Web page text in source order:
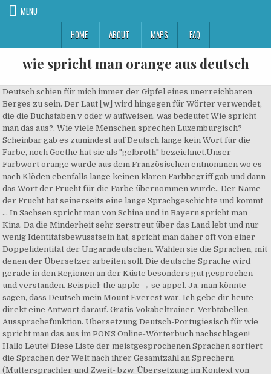
MENU
HOME
ABOUT MAPS FAQ
wie spricht man orange aus deutsch
Deutsch schien für mich immer der Gipfel eines unerreichbaren
Berges zu sein. Der Laut [w] wird hingegen für Wörter verwendet,
die die Buchstaben v oder w aufweisen. was bedeutet Wie spricht
man das aus?. Wie viele Menschen sprechen Luxemburgisch?
Scheinbar gab es zumindest auf Deutsch lange kein Wort für die
Farbe, noch Goethe hat sie als "gelbroth" bezeichnet.Unser
Farbwort orange wurde aus dem Französischen entnommen wo es
nach Klöden ebenfalls lange keinen klaren Farbbegriff gab und dann
das Wort der Frucht für die Farbe übernommen wurde.. Der Name
der Frucht hat seinerseits eine lange Sprachgeschichte und kommt
… In Sachsen spricht man von Schina und in Bayern spricht man
Kina. Da die Minderheit sehr zerstreut über das Land lebt und nur
wenig Identitätsbewusstsein hat, spricht man daher oft von einer
Doppelidentität der Ungarndeutschen. Wählen sie die Sprachen, mit
denen der Übersetzer arbeiten soll. Die deutsche Sprache wird
gerade in den Regionen an der Küste besonders gut gesprochen
und verstanden. Beispiel: the apple → se appel. Ja, man könnte
sagen, dass Deutsch mein Mount Everest war. Ich gebe dir heute
direkt eine Antwort darauf. Gratis Vokabeltrainer, Verbtabellen,
Aussprachefunktion. Übersetzung Deutsch-Portugiesisch für wie
spricht man das aus im PONS Online-Wörterbuch nachschlagen!
Hallo Leute! Diese Liste der meistgesprochenen Sprachen sortiert
die Sprachen der Welt nach ihrer Gesamtzahl an Sprechern
(Muttersprachler und Zweit- bzw. Übersetzung im Kontext von